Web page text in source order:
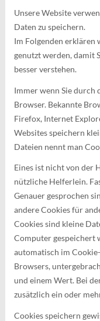
Unsere Website
Daten zu speichern.
Im Folgenden erklären
genutzt werden, damit
besser verstehen.
Immer wenn Sie durch
Browser. Bekannte
Firefox, Internet
Websites speichern
Dateien nennt man
Eines ist nicht von der
nützliche Helferlein.
Genauer gesprochen
andere Cookies für
Cookies sind kleine
Computer gespeichert
automatisch im
Browsers,
und einem Wert. Bei
zusätzlich ein oder
Cookies speichern